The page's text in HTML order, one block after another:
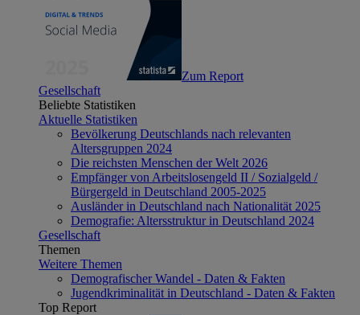
Zum Report
Gesellschaft
Beliebte Statistiken
Aktuelle Statistiken
Bevölkerung Deutschlands nach relevanten
Altersgruppen 2024
Die reichsten Menschen der Welt 2026
Empfänger von Arbeitslosengeld II / Sozialgeld /
Bürgergeld in Deutschland 2005-2025
Ausländer in Deutschland nach Nationalität 2025
Demografie: Altersstruktur in Deutschland 2024
Gesellschaft
Themen
Weitere Themen
Demografischer Wandel - Daten & Fakten
Jugendkriminalität in Deutschland - Daten & Fakten
Top Report